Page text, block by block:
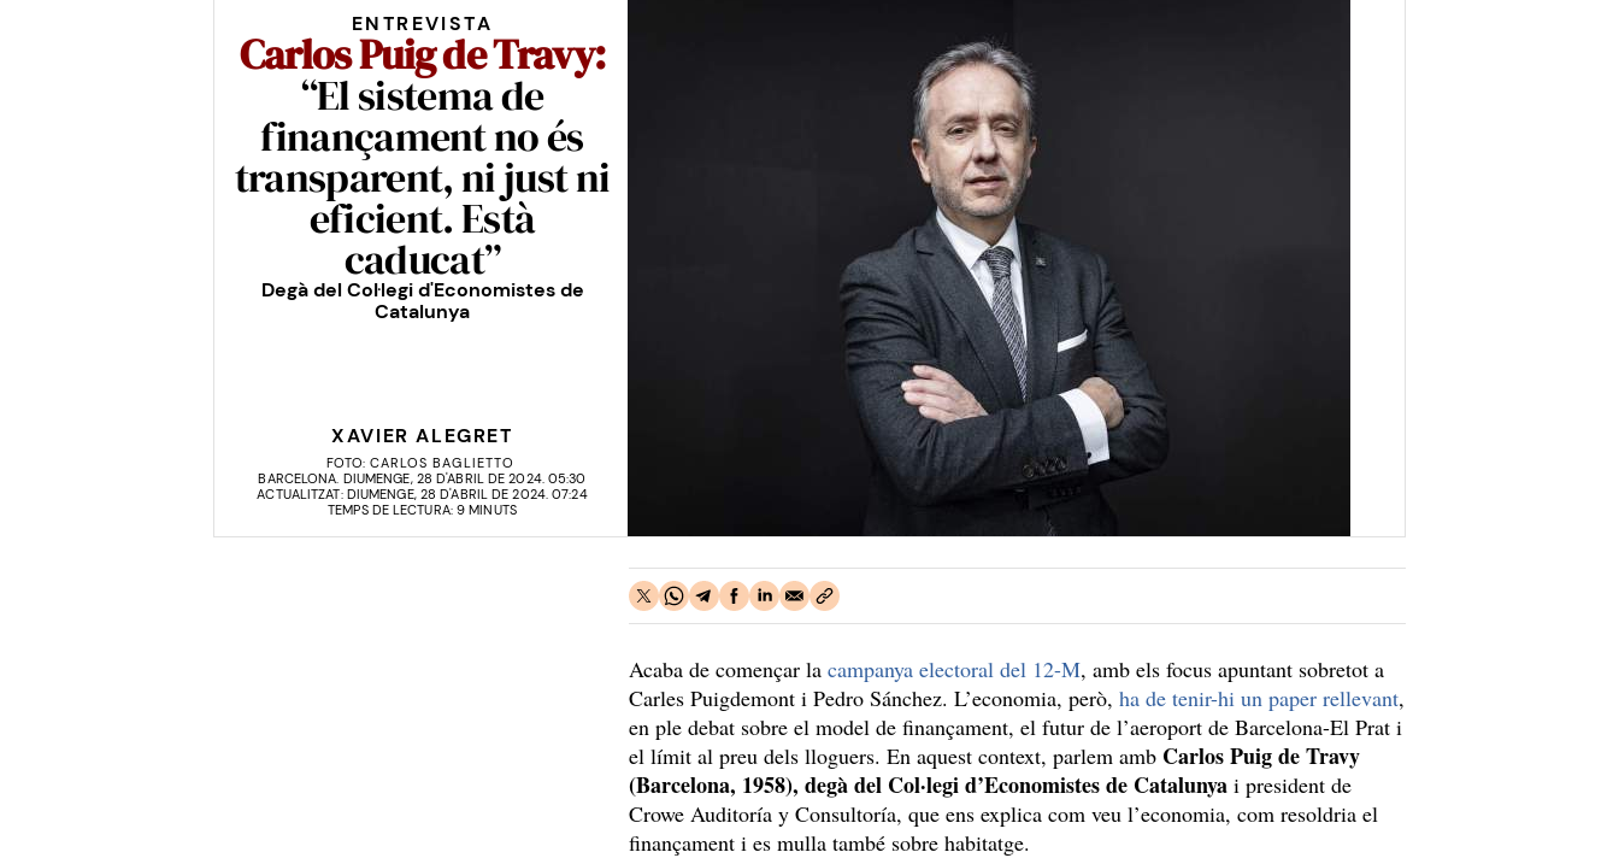
ENTREVISTA
Carlos Puig de Travy:
“El sistema de
finançament no és
transparent, ni just ni
eficient. Està
caducat”
Degà del Col·legi d'Economistes de
Catalunya
XAVIER ALEGRET
FOTO: CARLOS BAGLIETTO
BARCELONA. DIUMENGE, 28 D'ABRIL DE 2024. 05:30
ACTUALITZAT: DIUMENGE, 28 D'ABRIL DE 2024. 07:24
TEMPS DE LECTURA: 9 MINUTS
Acaba de començar la campanya electoral del 12-M, amb els focus apuntant sobretot a
Carles Puigdemont i Pedro Sánchez. L’economia, però, ha de tenir-hi un paper rellevant,
en ple debat sobre el model de finançament, el futur de l’aeroport de Barcelona-El Prat i
el límit al preu dels lloguers. En aquest context, parlem amb Carlos Puig de Travy
(Barcelona, 1958), degà del Col·legi d’Economistes de Catalunya i president de
Crowe Auditoría y Consultoría, que ens explica com veu l’economia, com resoldria el
finançament i es mulla també sobre habitatge.